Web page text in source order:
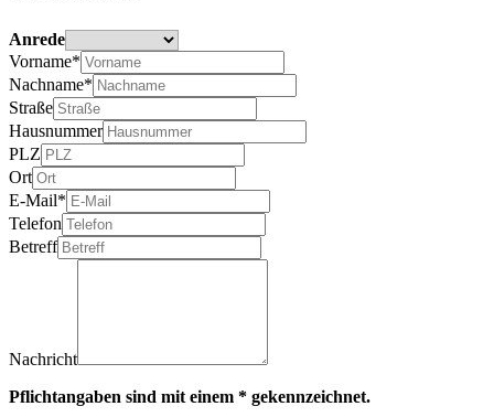
Anrede
Vorname*
Nachname*
Straße
Hausnummer
PLZ
Ort
E-Mail*
Telefon
Betreff
Nachricht
Pflichtangaben sind mit einem * gekennzeichnet.